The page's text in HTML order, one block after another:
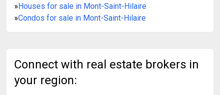
» Houses for sale in Mont-Saint-Hilaire
»Condos for sale in Mont-Saint-Hilaire
Connect with real estate brokers in
your region: